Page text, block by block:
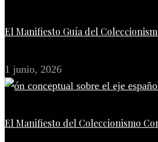
El Manifiesto Guía del
1 junio, 2026
El Manifiesto del Coleccionismo